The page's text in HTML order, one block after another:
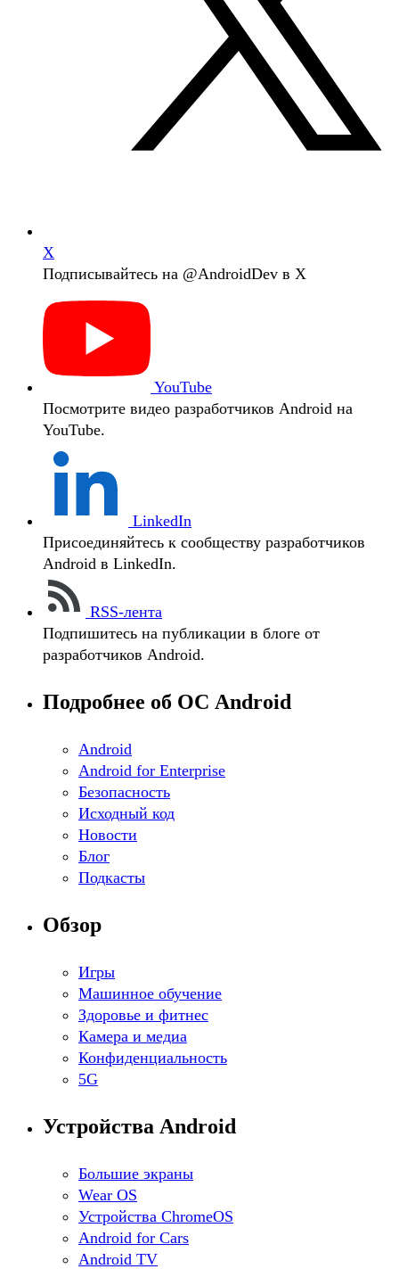
Х
Подписывайтесь на @AndroidDev в X
YouTube
Посмотрите видео разработчиков Android на
YouTube.
LinkedIn
Присоединяйтесь к сообществу разработчиков
Android в LinkedIn.
RSS-лента
Подпишитесь на публикации в блоге от
разработчиков Android.
Подробнее об ОС Android
Android
Android for Enterprise
Безопасность
Исходный код
Новости
Блог
Подкасты
Обзор
Игры
Машинное обучение
Здоровье и фитнес
Камера и медиа
Конфиденциальность
5G
Устройства Android
Большие экраны
Wear OS
Устройства ChromeOS
Android for Cars
Android TV